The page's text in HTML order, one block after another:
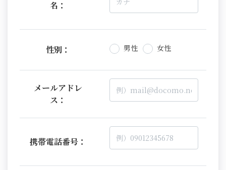
名：
性別： 男性 女性
メールアドレ
ス：
携帯電話番号：